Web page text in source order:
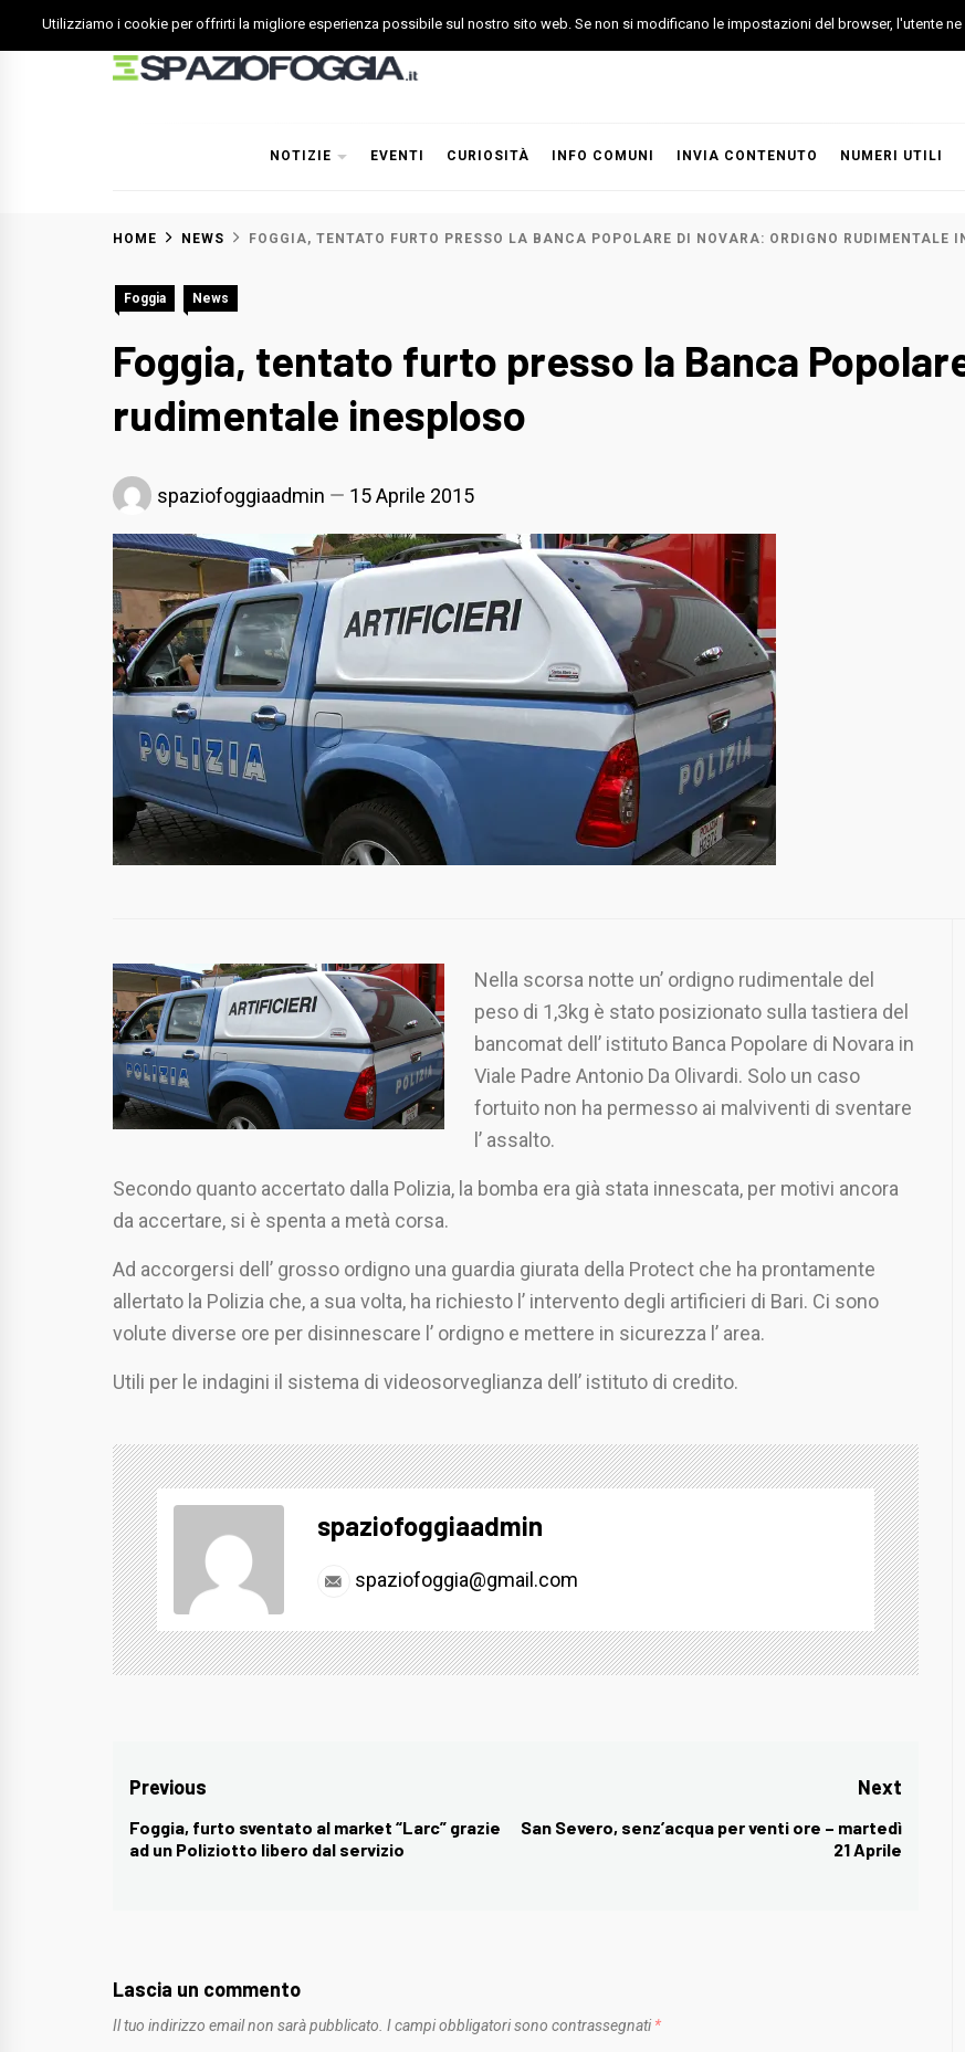
to
NOTIZIE EVENTI CURIOSITÀ INFO COMUNI INVIA CONTENUTO NUMERI UTILI
HOME NEWS FOGGIA, TENTATO FURTO PRESSO LA BANCA POPOLARE DI NOVARA: ORDIGNO RUDIMENTALE
Foggia News
Foggia, tentato furto presso la Banca
rudimentale inesploso
spaziofoggiaadmin 15 Aprile 2015
Nella scorsa notte un’ ordigno rudimentale del
peso di 1,3kg è stato posizionato sulla tastiera del
bancomat dell’ istituto Banca Popolare di Novara in
Viale Padre Antonio Da Olivardi. Solo un caso
fortuito non ha permesso ai malviventi di sventare
l’ assalto.
Secondo quanto accertato dalla Polizia, la bomba era già stata innescata, per motivi ancora
da accertare, si è spenta a metà corsa.
Ad accorgersi dell’ grosso ordigno una guardia giurata della Protect che ha prontamente
allertato la Polizia che, a sua volta, ha richiesto l’ intervento degli artificieri di Bari. Ci sono
volute diverse ore per disinnescare l’ ordigno e mettere in sicurezza l’ area.
Utili per le indagini il sistema di videosorveglianza dell’ istituto di credito.
spaziofoggiaadmin
spaziofoggia@gmail.com
Navigazione
articoli
Previous
Previous
post:
Foggia, furto sventato al market “Larc” grazie
ad un Poliziotto libero dal servizio
Next
Next
San Severo, senz’acqua per venti ore – martedì
21 Aprile
Lascia un commento
Il tuo indirizzo email non sarà pubblicato. I campi obbligatori sono contrassegnati *
Utilizziamo i cookie per offrirti la migliore esperienza possibile sul nostro sito web. Se non si modificano le impostazioni del browser, l'utente